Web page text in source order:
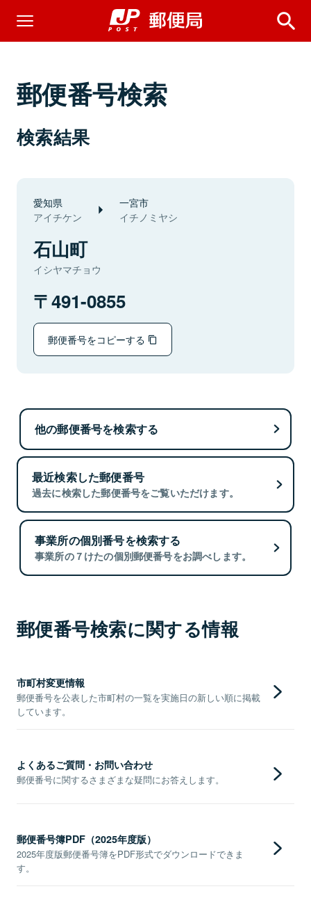
郵便番号検索
検索結果
愛知県
アイチケン
一宮市
イチノミヤシ
石山町
イシヤマチョウ
491-0855
郵便番号をコピーする
他の郵便番号を検索する
最近検索した郵便番号
過去に検索した郵便番号をご覧いただけます。
事業所の個別番号を検索する
事業所の７けたの個別郵便番号をお調べします。
郵便番号検索に関する情報
市町村変更情報
郵便番号を公表した市町村の一覧を実施日の新しい順に掲載
しています。
よくあるご質問・お問い合わせ
郵便番号に関するさまざまな疑問にお答えします。
郵便番号簿PDF（2025年度版）
2025年度版郵便番号簿をPDF形式でダウンロードできま
す。